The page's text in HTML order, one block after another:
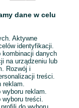
dane w celu
Aktywne
identyfikacji.
kombinacji danych
na urządzeniu lub
Rozwój i
treści.
reklam.
treści.